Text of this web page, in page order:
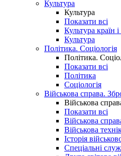
Культура
Культура
Показати всі
Культура країн
Культура
Політика. Соціологія
Політика.
Показати всі
Політика
Соціологія
Військова справа.
Військова
Показати всі
Військова
Військова
Історія
Спеціальні